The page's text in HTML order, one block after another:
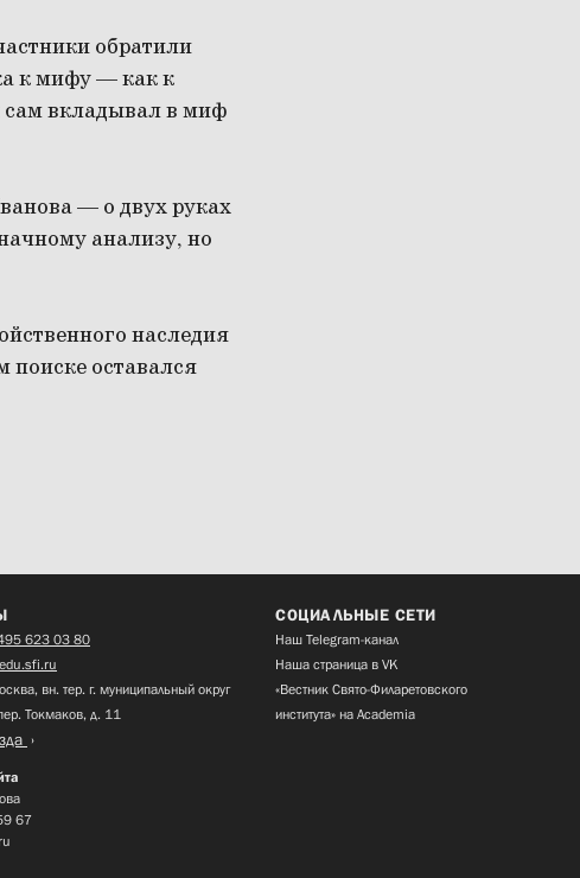
обратили
к мифу — как к
сам вкладывал в миф
— о двух руках
анализу, но
наследия
поиске оставался
623 03 80
вн. тер. г. муниципальный округ
Токмаков, д. 11
67
СОЦИАЛЬНЫЕ СЕТИ
Наш Telegram-канал
Наша страница в VK
«Вестник Свято-Филаретовского
института» на Academia